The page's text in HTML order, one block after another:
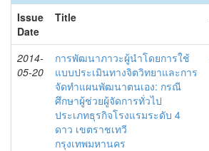
Issue
Date
Title
2014-
05-20
การพัฒนาภาวะผู้นำโดยการใช้
แบบประเมินทางจิตวิทยาและการ
จัดทำแผนพัฒนาตนเอง: กรณี
ศึกษาผู้ช่วยผู้จัดการทั่วไป
ประเภทธุรกิจโรงแรมระดับ 4
ดาว เขตราชเทวี
กรุงเทพมหานคร